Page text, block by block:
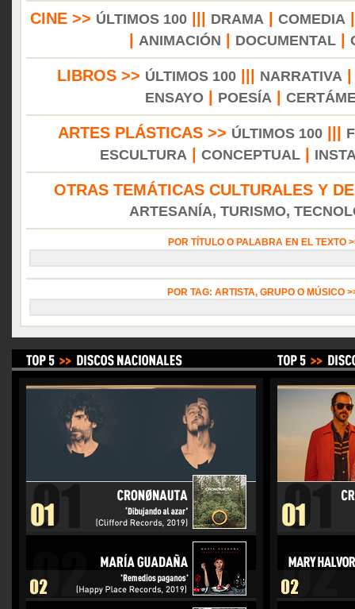
CINE >> ÚLTIMOS 100||| DRAMA COMEDIA
ANIMACIÓN DOCUMENTAL|
LIBROS >> ÚLTIMOS 100 NARRATIVA
ENSAYO| POESÍA
ARTES PLÁSTICAS >> ÚLTIMOS 100|||
ESCULTURA
CONCEPTUAL
OTRAS TEMÁTICAS CULTURALES Y
ARTESANÍA, TURISMO,
POR TÍTULO O PALABRA EN EL TEXTO
POR TAG: ARTISTA, GRUPO O MÚSICO